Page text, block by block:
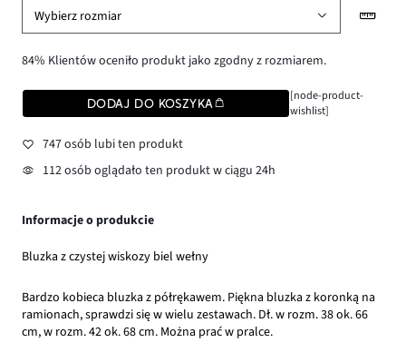
Wybierz rozmiar
84% Klientów oceniło produkt jako zgodny z rozmiarem.
DODAJ DO KOSZYKA
[node-product-
wishlist]
747 osób lubi ten produkt
112 osób oglądało ten produkt w ciągu 24h
Informacje o produkcie
Bluzka z czystej wiskozy biel wełny
Bardzo kobieca bluzka z półrękawem. Piękna bluzka z koronką na
ramionach, sprawdzi się w wielu zestawach. Dł. w rozm. 38 ok. 66
cm, w rozm. 42 ok. 68 cm. Można prać w pralce.